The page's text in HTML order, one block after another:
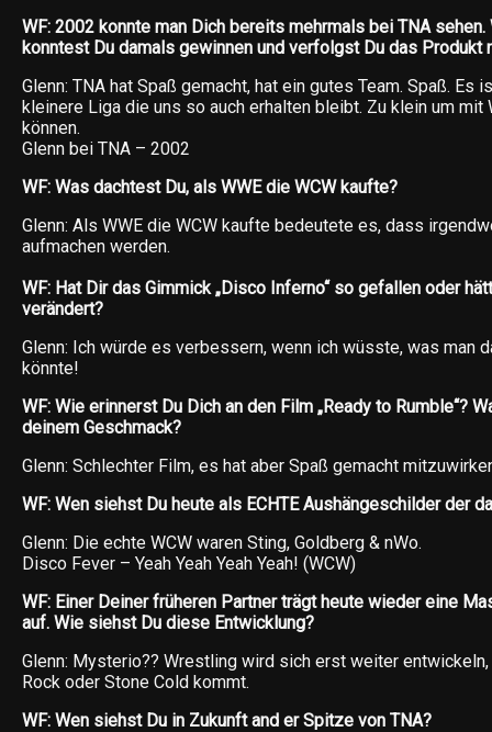
WF: 2002 konnte man Dich bereits mehrmals bei TNA sehen.
konntest Du damals gewinnen und verfolgst Du das Produkt
Glenn: TNA hat Spaß gemacht, hat ein gutes Team. Spaß. Es
kleinere Liga die uns so auch erhalten bleibt. Zu klein um mit
können.
Glenn bei TNA – 2002
WF: Was dachtest Du, als WWE die WCW kaufte?
Glenn: Als WWE die WCW kaufte bedeutete es, dass
aufmachen werden.
WF: Hat Dir das Gimmick „Disco Inferno“ so gefallen oder
verändert?
Glenn: Ich würde es verbessern, wenn ich wüsste, was man
könnte!
WF: Wie erinnerst Du Dich an den Film „Ready to Rumble“?
deinem Geschmack?
Glenn: Schlechter Film, es hat aber Spaß gemacht
WF: Wen siehst Du heute als ECHTE Aushängeschilder der
Glenn: Die echte WCW waren Sting, Goldberg & nWo.
Disco Fever – Yeah Yeah Yeah Yeah! (WCW)
WF: Einer Deiner früheren Partner trägt heute wieder eine
auf. Wie siehst Du diese Entwicklung?
Glenn: Mysterio?? Wrestling wird sich erst weiter
Rock oder Stone Cold kommt.
WF: Wen siehst Du in Zukunft and er Spitze von TNA?